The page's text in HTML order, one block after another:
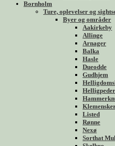
Bornholm
Ture, oplevelser og
Byer og områder
Aakirkeby
Allinge
Arnager
Balka
Hasle
Dueodde
Gudhjem
Helligpeder
Listed
Rønne
Nexø
Sorthat